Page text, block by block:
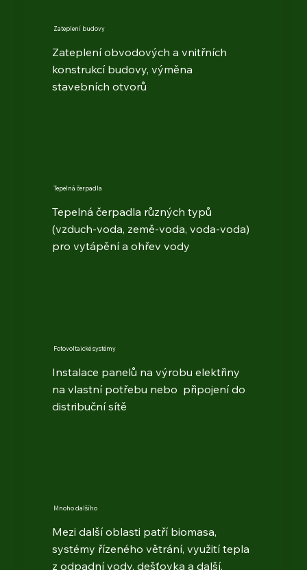
Zateplení budovy
Zateplení obvodových a vnitřních
konstrukcí budovy, výměna
stavebních otvorů
Tepelná čerpadla
Tepelná čerpadla různých typů
(vzduch-voda, země-voda, voda-voda)
pro vytápění a ohřev vody
Fotovoltaické systémy
Instalace panelů na výrobu elektřiny
na vlastní potřebu nebo připojení do
distribuční sítě
Mnoho dalšího
Mezi další oblasti patří biomasa,
systémy řízeného větrání, využití tepla
z odpadní vody, dešťovka a další.